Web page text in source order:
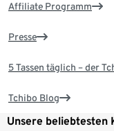
Affiliate Programm
Presse
5 Tassen täglich – der
Tchibo Blog
Unsere beliebtesten